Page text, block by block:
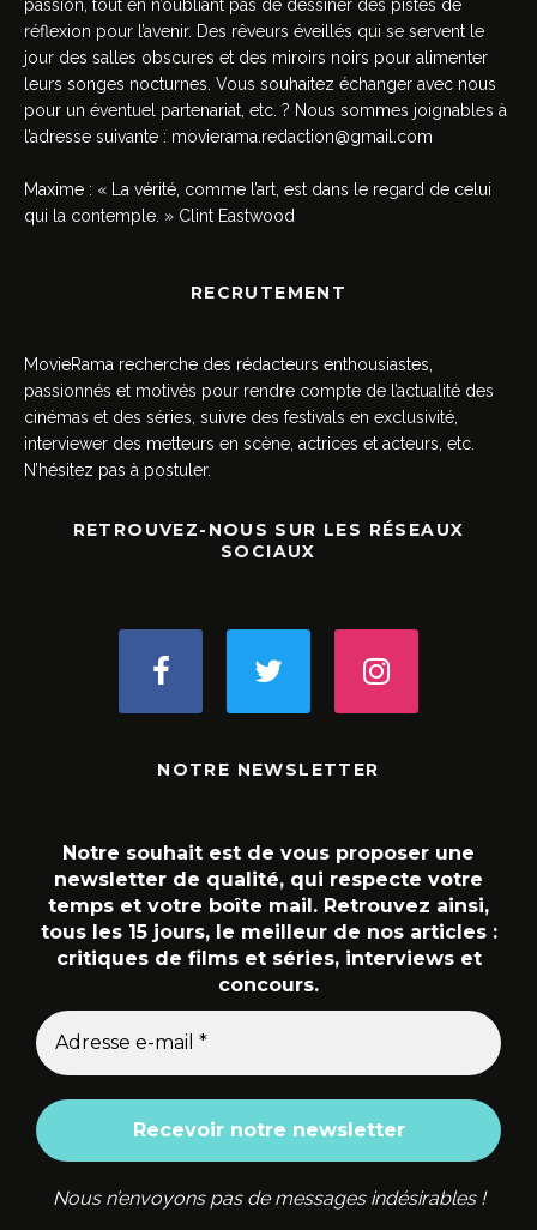
passion, tout en n’oubliant pas de dessiner des pistes de
réflexion pour l’avenir. Des rêveurs éveillés qui se servent le
jour des salles obscures et des miroirs noirs pour alimenter
leurs songes nocturnes. Vous souhaitez échanger avec nous
pour un éventuel partenariat, etc. ? Nous sommes joignables à
l’adresse suivante : movierama.redaction@gmail.com
Maxime : « La vérité, comme l’art, est dans le regard de celui
qui la contemple. » Clint Eastwood
RECRUTEMENT
MovieRama recherche des rédacteurs enthousiastes,
passionnés et motivés pour rendre compte de l’actualité des
cinémas et des séries, suivre des festivals en exclusivité,
interviewer des metteurs en scène, actrices et acteurs, etc.
N’hésitez pas à postuler.
RETROUVEZ-NOUS SUR LES RÉSEAUX
SOCIAUX
NOTRE NEWSLETTER
Notre souhait est de vous proposer une
newsletter de qualité, qui respecte votre
temps et votre boîte mail. Retrouvez ainsi,
tous les 15 jours, le meilleur de nos articles :
critiques de films et séries, interviews et
concours.
Nous n’envoyons pas de messages indésirables !